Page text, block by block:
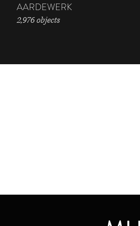
AARDEWERK
2,976 objects